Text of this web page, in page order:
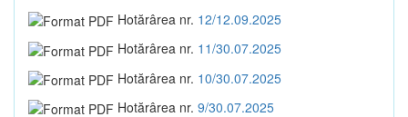
Hotărârea nr. 12/12.09.2025
Hotărârea nr. 11/30.07.2025
Hotărârea nr. 10/30.07.2025
Hotărârea nr. 9/30.07.2025